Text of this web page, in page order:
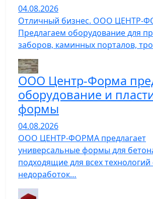
04.08.2026
Отличный бизнес. ООО ЦЕНТР-
Предлагаем оборудование для
заборов, каминных порталов,
ООО Центр-Форма
оборудование и
формы
04.08.2026
ООО ЦЕНТР-ФОРМА предлагает
универсальные формы для
подходящие для всех технологий
недоработок…